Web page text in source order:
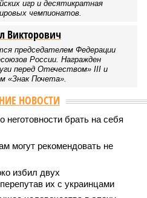
Здоровье
в научном издании
старения. К ним
терминов – повышенная
при делении клетки,
выработку и поддержание
всяком случае, таковы
Например, одним из
является уменьшение
на концах
и заодно увеличить
пишет издание Medical